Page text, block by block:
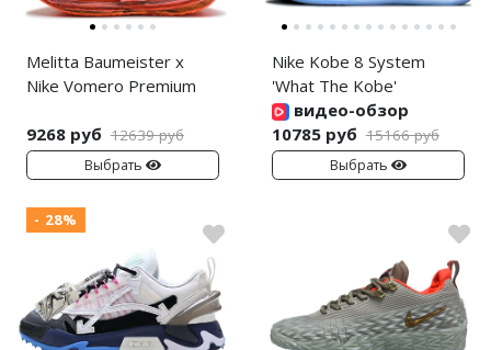
Melitta Baumeister x
Nike Vomero Premium
9268 руб 12639 руб
Выбрать
Nike Kobe 8 System
'What The Kobe'
видео-обзор
10785 руб 15166 руб
Выбрать
- 28%